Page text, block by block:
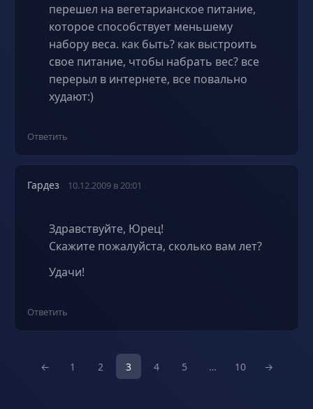
перешел на вегетарианское питание,
которое способствует меньшему
набору веса. как быть? как выстроить
свое питание, чтобы набрать вес? все
перерыл в интернете, все повально
худают:)
Ответить
Гардез 10.12.2009 в 20:01
Здравствуйте, Юрец!
Скажите пожалуйста, сколько вам лет?
Удачи!
Ответить
← 1 2 3 4 5 … 10 →